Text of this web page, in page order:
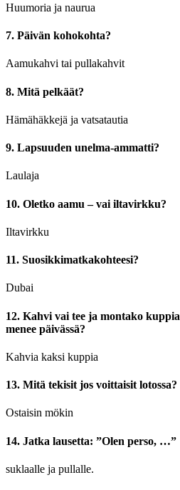
Huumoria ja naurua
7. Päivän kohokohta?
Aamukahvi tai pullakahvit
8. Mitä pelkäät?
Hämähäkkejä ja vatsatautia
9. Lapsuuden unelma-ammatti?
Laulaja
10. Oletko aamu – vai iltavirkku?
Iltavirkku
11. Suosikkimatkakohteesi?
Dubai
12. Kahvi vai tee ja montako kuppia
menee päivässä?
Kahvia kaksi kuppia
13. Mitä tekisit jos voittaisit lotossa?
Ostaisin mökin
14. Jatka lausetta: ”Olen perso, …”
suklaalle ja pullalle.